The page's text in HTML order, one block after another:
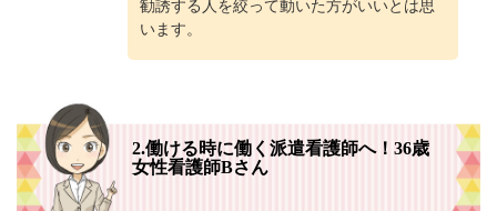
勧誘する人を絞って動いた方がいいとは思
います。
2.働ける時に働く派遣看護師へ！36歳
女性看護師Bさん